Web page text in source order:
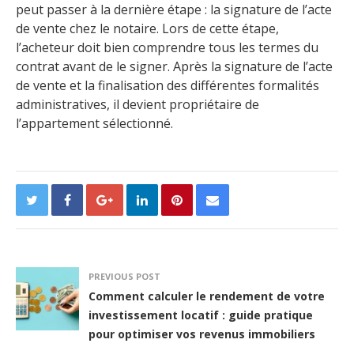
peut passer à la dernière étape : la signature de l’acte
de vente chez le notaire. Lors de cette étape,
l’acheteur doit bien comprendre tous les termes du
contrat avant de le signer. Après la signature de l’acte
de vente et la finalisation des différentes formalités
administratives, il devient propriétaire de
l’appartement sélectionné.
PREVIOUS POST
Comment calculer le rendement de votre
investissement locatif : guide pratique
pour optimiser vos revenus immobiliers